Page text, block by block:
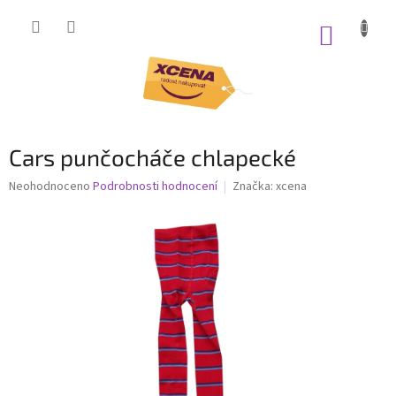
Cars punčocháče chlapecké
Průměrné
Neohodnoceno Podrobnosti hodnocení Značka: xcena